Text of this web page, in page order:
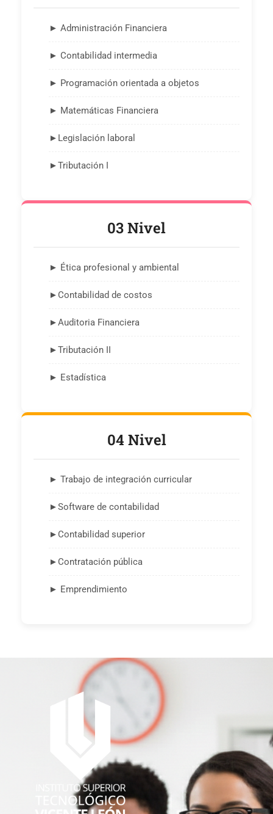
► Administración Financiera
► Contabilidad intermedia
► Programación orientada a objetos
► Matemáticas Financiera
►Legislación laboral
►Tributación I
03 Nivel
► Ética profesional y ambiental
►Contabilidad de costos
►Auditoria Financiera
►Tributación II
► Estadística
04 Nivel
► Trabajo de integración curricular
►Software de contabilidad
►Contabilidad superior
►Contratación pública
► Emprendimiento